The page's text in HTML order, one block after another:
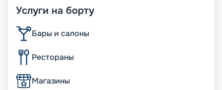
представлено множество ресторанов, широкий
категории Villa.
Для россиян самыми привлекательными
являются маршруты, в которых зачастую не
требуются визы. Кроме того, цена на круизы в
навигацию 2025 - 2026 достаточно
привлекательна, а сервисный сбор уже включён
Услуги на борту
Бары и салоны
Рестораны
Магазины